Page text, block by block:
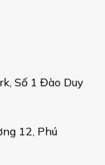
Số 1 Đào Duy
12, Phú